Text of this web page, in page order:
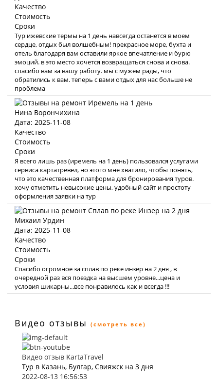
Качество
Стоимость
Сроки
Тур ижевские термы на 1 день навсегда останется в моем
сердце, отдых был волшебным! прекрасное море, бухта и
отель благодаря вам оставили яркое впечатление и бурю
эмоций. в это место хочется возвращаться снова и снова.
спасибо вам за вашу работу. мы с мужем рады, что
обратились к вам. теперь с вами отдых для нас больше не
проблема
Нина Ворончихина
Дата: 2025-11-08
Качество
Стоимость
Сроки
Я всего лишь раз (иремель на 1 день) пользовался услугами
сервиса картатревел, но этого мне хватило, чтобы понять,
что это качественная платформа для бронирования туров.
хочу отметить невысокие цены, удобный сайт и простоту
оформления заявки на тур
Михаил Урдин
Дата: 2025-11-08
Качество
Стоимость
Сроки
Спасибо огромное за сплав по реке инзер на 2 дня , в
очередной раз вся поездка на высшем уровне...цена и
условия шикарны...все понравилось как и всегда !!!
Видео отзывы (смотреть все)
Видео отзыв KartaTravel
Тур в Казань, Булгар, Свияжск на 3 дня
2022-08-13 16:56:53